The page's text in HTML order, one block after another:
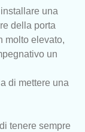
una
della porta
molto elevato,
un
di mettere una
tenere sempre